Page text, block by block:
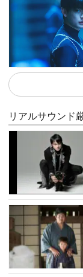
リアルサウンド